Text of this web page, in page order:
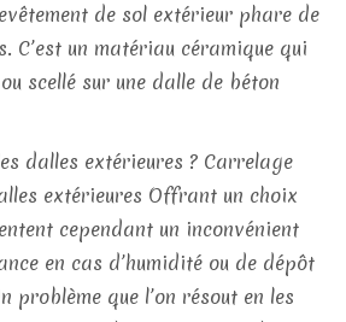
de sol extérieur phare de
C’est un matériau céramique qui
scellé sur une dalle de béton
dalles extérieures ? Carrelage
extérieures Offrant un choix
cependant un inconvénient
en cas d’humidité ou de dépôt
problème que l’on résout en les